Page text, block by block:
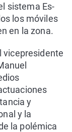
sistema Es-
los móviles
en la zona.
vicepresidente
y
y la
la polémica